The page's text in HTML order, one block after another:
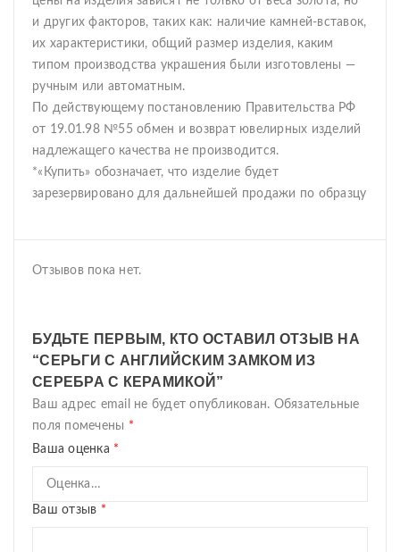
и других факторов, таких как: наличие камней-вставок,
их характеристики, общий размер изделия, каким
типом производства украшения были изготовлены —
ручным или автоматным.
По действующему постановлению Правительства РФ
от 19.01.98 №55 обмен и возврат ювелирных изделий
надлежащего качества не производится.
*«Купить» обозначает, что изделие будет
зарезервировано для дальнейшей продажи по образцу
Отзывов пока нет.
БУДЬТЕ ПЕРВЫМ, КТО ОСТАВИЛ ОТЗЫВ НА
“СЕРЬГИ С АНГЛИЙСКИМ ЗАМКОМ ИЗ
СЕРЕБРА С КЕРАМИКОЙ”
Ваш адрес email не будет опубликован. Обязательные
поля помечены *
Ваша оценка *
Ваш отзыв *